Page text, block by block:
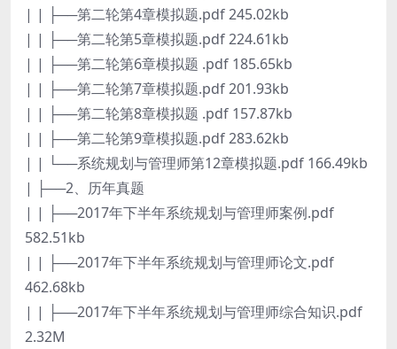
| | ├──第二轮第4章模拟题.pdf 245.02kb
| | ├──第二轮第5章模拟题.pdf 224.61kb
| | ├──第二轮第6章模拟题 .pdf 185.65kb
| | ├──第二轮第7章模拟题.pdf 201.93kb
| | ├──第二轮第8章模拟题 .pdf 157.87kb
| | ├──第二轮第9章模拟题.pdf 283.62kb
| | └──系统规划与管理师第12章模拟题.pdf 166.49kb
| ├──2、历年真题
| | ├──2017年下半年系统规划与管理师案例.pdf
582.51kb
| | ├──2017年下半年系统规划与管理师论文.pdf
462.68kb
| | ├──2017年下半年系统规划与管理师综合知识.pdf
2.32M